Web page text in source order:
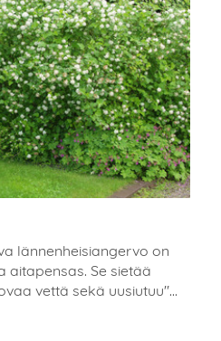
lännenheisiangervo on
Se sietää
vettä sekä uusiutuu"...